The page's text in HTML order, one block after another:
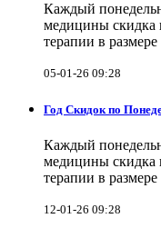
Каждый
медицины скидка
терапии в размере
05-01-26 09:28
Год Скидок по
Каждый
медицины скидка
терапии в размере
12-01-26 09:28